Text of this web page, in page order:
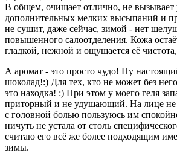
В общем, очищает отлично, не вызывает
дополнительных мелких высыпаний и
не сушит, даже сейчас, зимой - нет
повышенного салоотделения. Кожа
гладкой, нежной и ощущается её
А аромат - это просто чудо! Ну
шоколад!:) Для тех, кто не может без
это находка! :) При этом у моего геля
приторный и не удушающий. На лице не
с головной болью пользуюсь им
ничуть не устала от столь
считаю его всё же более подходящим
зимы.